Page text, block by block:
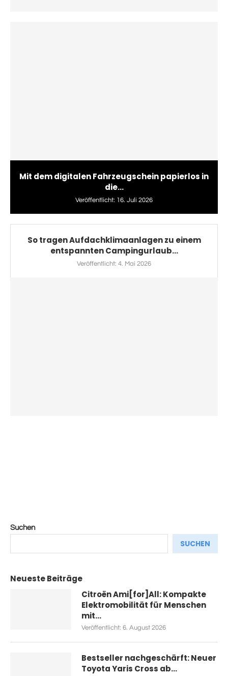
Mit dem digitalen Fahrzeugschein papierlos in
die...
Veröffentlicht: 16. Juli 2026
So tragen Aufdachklimaanlagen zu einem
entspannten Campingurlaub...
Veröffentlicht: 4. Mai 2026
Suchen
SUCHEN
Neueste Beiträge
Citroën Ami[for]All: Kompakte
Elektromobilität für Menschen
mit...
Veröffentlicht: 6. August 2026
Bestseller nachgeschärft: Neuer
Toyota Yaris Cross ab...